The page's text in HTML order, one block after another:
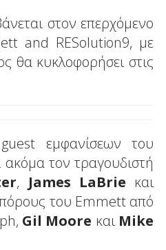
στον επερχόμενο
and RESolution9, με
θα κυκλοφορήσει στις
εμφανίσεων του
ακόμα τον τραγουδιστή
, James LaBrie και
του Emmett από
Gil Moore και Mike